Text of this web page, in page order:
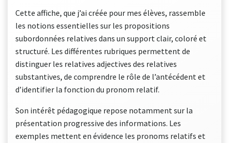
Cette affiche, que j’ai créée pour mes élèves, rassemble
les notions essentielles sur les propositions
subordonnées relatives dans un support clair, coloré et
structuré. Les différentes rubriques permettent de
distinguer les relatives adjectives des relatives
substantives, de comprendre le rôle de l’antécédent et
d’identifier la fonction du pronom relatif.
Son intérêt pédagogique repose notamment sur la
présentation progressive des informations. Les
exemples mettent en évidence les pronoms relatifs et